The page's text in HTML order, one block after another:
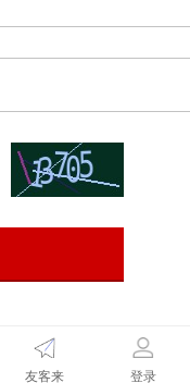
友客来 登录